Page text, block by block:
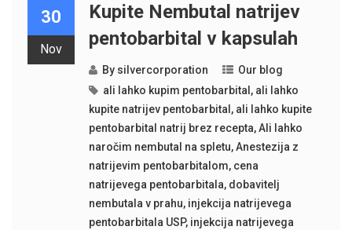
30
Nov
Kupite Nembutal natrijev
pentobarbital v kapsulah
By silvercorporation
Our blog
ali lahko kupim pentobarbital , ali lahko
kupite natrijev pentobarbital , ali lahko kupite
pentobarbital natrij brez recepta,Ali lahko
naročim nembutal na spletu,Anestezija z
natrijevim pentobarbitalom, cena
natrijevega pentobarbitala, dobavitelj
nembutala v prahu, injekcija natrijevega
pentobarbitala USP, injekcija natrijevega